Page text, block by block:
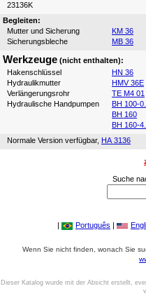
23136K
Begleiten:
Mutter und Sicherung
KM 36
Sicherungsbleche
MB 36
Werkzeuge (nicht enthalten):
Hakenschlüssel
HN 36
Hydraulikmutter
HMV 36E
Verlängerungsrohr
TE M4 01
Hydraulische Handpumpen
BH 100-
BH 160
BH 160-
Normale Version verfügbar, HA 3136
Suche
| Português |
Wenn Sie nicht finden, wonach Sie
Dieser Katalog wurde mit der Absicht erstellt,